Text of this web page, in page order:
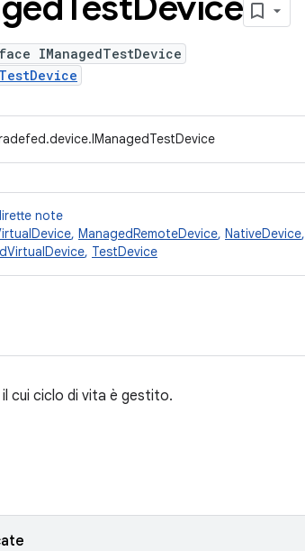
IManagedTestDevice
note
, ManagedRemoteDevice, NativeDevice,
, TestDevice
cui ciclo di vita è gestito.